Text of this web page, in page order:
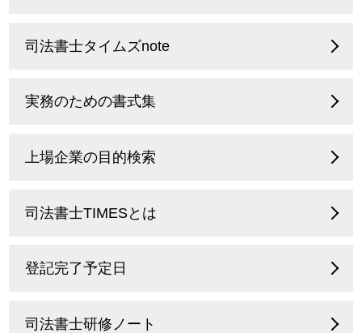
司法書士タイムズnote
実務のための書式集
上場企業の目的検索
司法書士TIMESとは
登記完了予定日
司法書士研修ノート